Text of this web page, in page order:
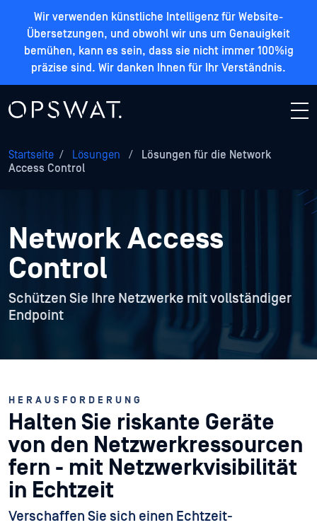
Wir verwenden künstliche Intelligenz für Website-
Übersetzungen, und obwohl wir uns um Genauigkeit
bemühen, kann es sein, dass sie nicht immer 100%ig
präzise sind. Wir danken Ihnen für Ihr Verständnis.
Startseite / Lösungen /
Lösungen für die Network
Access Control
Network Access
Control
Schützen Sie Ihre Netzwerke mit vollständiger
Endpoint
HERAUSFORDERUNG
Halten Sie riskante Geräte
von den Netzwerkressourcen
fern - mit Netzwerkvisibilität
in Echtzeit
Verschaffen Sie sich einen Echtzeit-